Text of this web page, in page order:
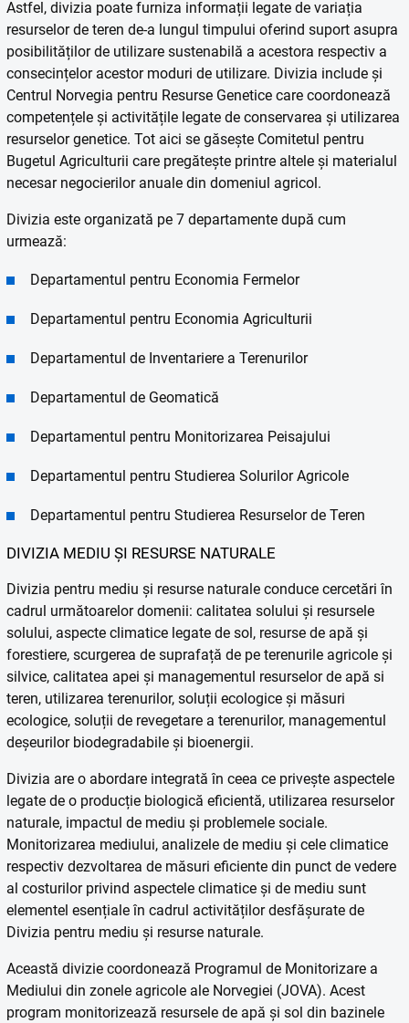
Astfel, divizia poate furniza informații legate de variația
resurselor de teren de-a lungul timpului oferind suport asupra
posibilităților de utilizare sustenabilă a acestora respectiv a
consecințelor acestor moduri de utilizare. Divizia include și
Centrul Norvegia pentru Resurse Genetice care coordonează
competențele și activitățile legate de conservarea și utilizarea
resurselor genetice. Tot aici se găsește Comitetul pentru
Bugetul Agriculturii care pregătește printre altele și materialul
necesar negocierilor anuale din domeniul agricol.
Divizia este organizată pe 7 departamente după cum
urmează:
Departamentul pentru Economia Fermelor
Departamentul pentru Economia Agriculturii
Departamentul de Inventariere a Terenurilor
Departamentul de Geomatică
Departamentul pentru Monitorizarea Peisajului
Departamentul pentru Studierea Solurilor Agricole
Departamentul pentru Studierea Resurselor de Teren
DIVIZIA MEDIU ȘI RESURSE NATURALE
Divizia pentru mediu și resurse naturale conduce cercetări în
cadrul următoarelor domenii: calitatea solului și resursele
solului, aspecte climatice legate de sol, resurse de apă și
forestiere, scurgerea de suprafață de pe terenurile agricole și
silvice, calitatea apei și managementul resurselor de apă si
teren, utilizarea terenurilor, soluții ecologice și măsuri
ecologice, soluții de revegetare a terenurilor, managementul
deșeurilor biodegradabile și bioenergii.
Divizia are o abordare integrată în ceea ce privește aspectele
legate de o producție biologică eficientă, utilizarea resurselor
naturale, impactul de mediu și problemele sociale.
Monitorizarea mediului, analizele de mediu și cele climatice
respectiv dezvoltarea de măsuri eficiente din punct de vedere
al costurilor privind aspectele climatice și de mediu sunt
elementel esențiale în cadrul activităților desfășurate de
Divizia pentru mediu și resurse naturale.
Această divizie coordonează Programul de Monitorizare a
Mediului din zonele agricole ale Norvegiei (JOVA). Acest
program monitorizează resursele de apă și sol din bazinele